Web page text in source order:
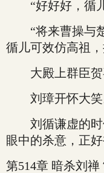
“好好好，循儿
“将来曹操与楚
循儿可效仿高祖
大殿上群臣贺
刘璋开怀大笑
刘循谦虚的时
眼中的杀意，正
第514章 暗杀刘禅